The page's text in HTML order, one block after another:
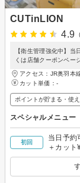
CUTinLION
4.9
【衛生管理強化中】
くは店舗クーポンペー
アクセス：JR奥羽本
カット単価： -
ポイントが貯まる・使
スペシャルメニュー
初回
当日予約
＋カッ